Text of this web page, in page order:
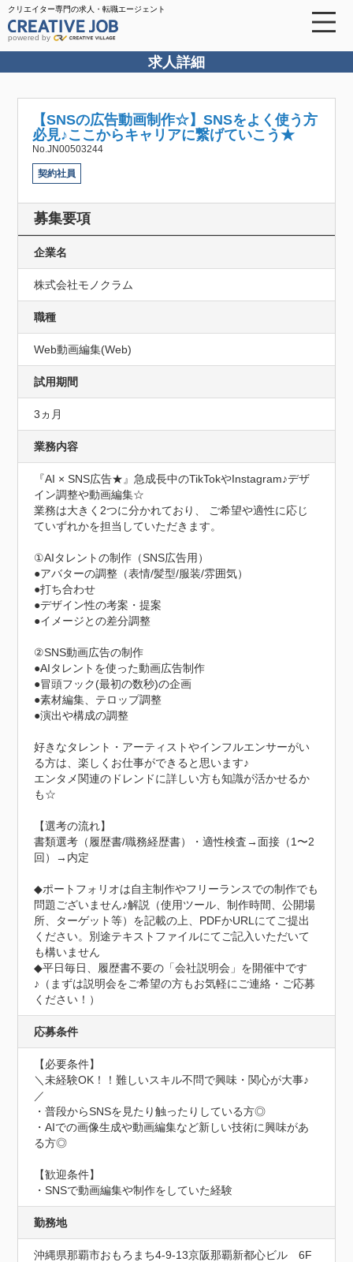
クリエイター専門の求人・転職エージェント
powered by
求人詳細
【SNSの広告動画制作☆】SNSをよく使う方
必見♪ここからキャリアに繋げていこう★
No.JN00503244
契約社員
募集要項
企業名
株式会社モノクラム
職種
Web動画編集(Web)
試用期間
3ヵ月
業務内容
『AI × SNS広告★』急成長中のTikTokやInstagram♪デザ
イン調整や動画編集☆
業務は大きく2つに分かれており、 ご希望や適性に応じ
ていずれかを担当していただきます。
①AIタレントの制作（SNS広告用）
●アバターの調整（表情/髪型/服装/雰囲気）
●打ち合わせ
●デザイン性の考案・提案
●イメージとの差分調整
②SNS動画広告の制作
●AIタレントを使った動画広告制作
●冒頭フック(最初の数秒)の企画
●素材編集、テロップ調整
●演出や構成の調整
好きなタレント・アーティストやインフルエンサーがい
る方は、楽しくお仕事ができると思います♪
エンタメ関連のドレンドに詳しい方も知識が活かせるか
も☆
【選考の流れ】
書類選考（履歴書/職務経歴書）・適性検査→面接（1〜2
回）→内定
◆ポートフォリオは自主制作やフリーランスでの制作でも
問題ございません♪解説（使用ツール、制作時間、公開場
所、ターゲット等）を記載の上、PDFかURLにてご提出
ください。別途テキストファイルにてご記入いただいて
も構いません
◆平日毎日、履歴書不要の「会社説明会」を開催中です
♪（まずは説明会をご希望の方もお気軽にご連絡・ご応募
ください！）
応募条件
【必要条件】
＼未経験OK！！難しいスキル不問で興味・関心が大事♪
／
・普段からSNSを見たり触ったりしている方◎
・AIでの画像生成や動画編集など新しい技術に興味があ
る方◎
【歓迎条件】
・SNSで動画編集や制作をしていた経験
勤務地
沖縄県那覇市おもろまち4-9-13京阪那覇新都⼼ビル　6F